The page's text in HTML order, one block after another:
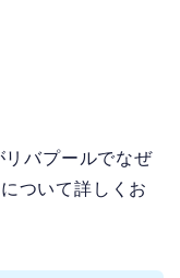
バプールでなぜ
ついて詳しくお